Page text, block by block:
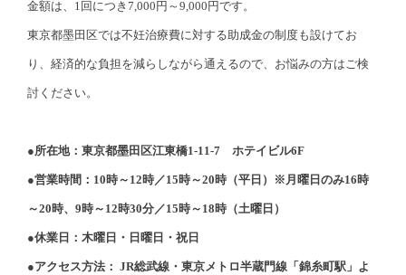
金額は、1回につき7,000円～9,000円です。
東京都墨田区では不妊治療費に対する助成金の制度も設けてお
り、経済的な負担を減らしながら通えるので、お悩みの方はご検
討ください。
●所在地：東京都墨田区江東橋1-11-7 ホテイビル6F
●営業時間：10時～12時／15時～20時（平日）※月曜日のみ16時
～20時、9時～12時30分／15時～18時（土曜日）
●休業日：木曜日・日曜日・祝日
●アクセス方法： JR総武線・東京メトロ半蔵門線「錦糸町駅」よ